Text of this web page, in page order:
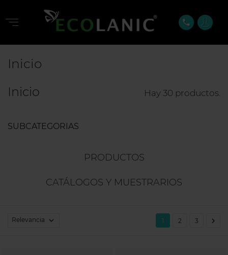
phone
Inicio
Inicio Hay 30 productos.
SUBCATEGORIAS
PRODUCTOS
CATÁLOGOS Y MUESTRARIOS
Relevancia  1 2 3 